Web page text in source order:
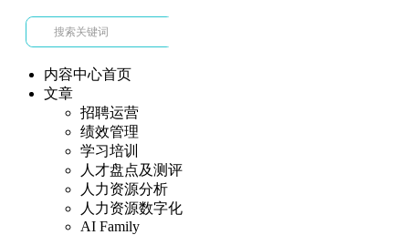
内容中心首页
文章
招聘运营
绩效管理
学习培训
人才盘点及测评
人力资源分析
人力资源数字化
AI Family